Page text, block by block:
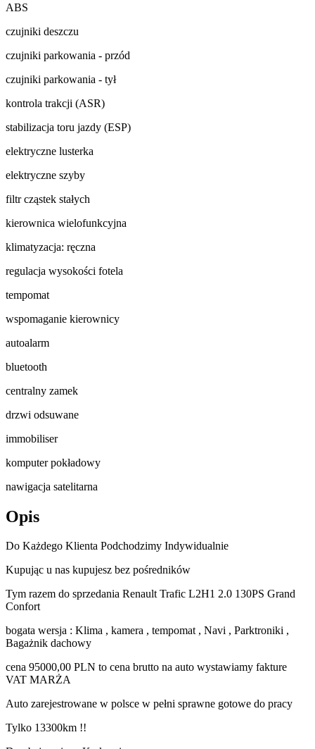
ABS
czujniki deszczu
czujniki parkowania - przód
czujniki parkowania - tył
kontrola trakcji (ASR)
stabilizacja toru jazdy (ESP)
elektryczne lusterka
elektryczne szyby
filtr cząstek stałych
kierownica wielofunkcyjna
klimatyzacja: ręczna
regulacja wysokości fotela
tempomat
wspomaganie kierownicy
autoalarm
bluetooth
centralny zamek
drzwi odsuwane
immobiliser
komputer pokładowy
nawigacja satelitarna
Opis
Do Każdego Klienta Podchodzimy Indywidualnie
Kupując u nas kupujesz bez pośredników
Tym razem do sprzedania Renault Trafic L2H1 2.0 130PS Grand
Confort
bogata wersja : Klima , kamera , tempomat , Navi , Parktroniki ,
Bagażnik dachowy
cena 95000,00 PLN to cena brutto na auto wystawiamy fakture
VAT MARŻA
Auto zarejestrowane w polsce w pełni sprawne gotowe do pracy
Tylko 13300km !!